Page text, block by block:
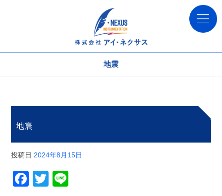
地震
地震
投稿日 2024年8月15日
Facebook
Twitter